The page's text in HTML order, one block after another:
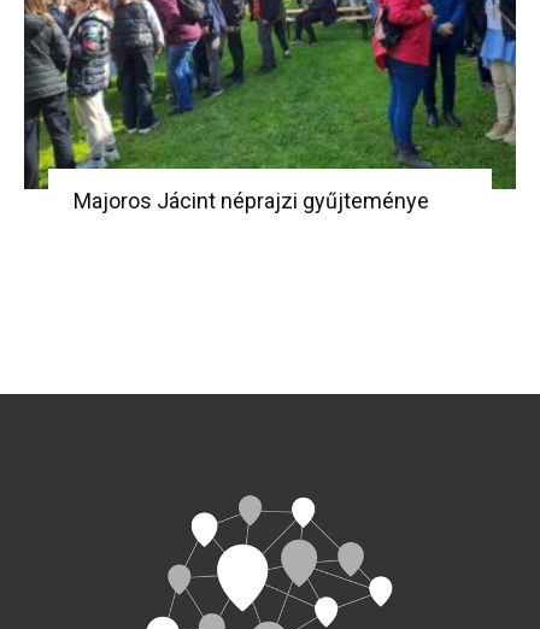
Majoros Jácint néprajzi gyűjteménye